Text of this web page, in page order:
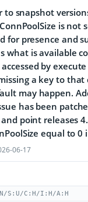
snapshot
is not
for presence and
what is available
by
a key to
may happen.
has been
point releases
equal to 0
06-17
S:U/C:H/I:H/A:H